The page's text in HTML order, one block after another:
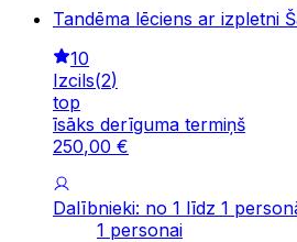
Tandēma lēciens ar izpletni
10
Izcils(2)
top
īsāks derīguma termiņš
250,00 €
Dalībnieki: no 1 līdz 1
1 personai